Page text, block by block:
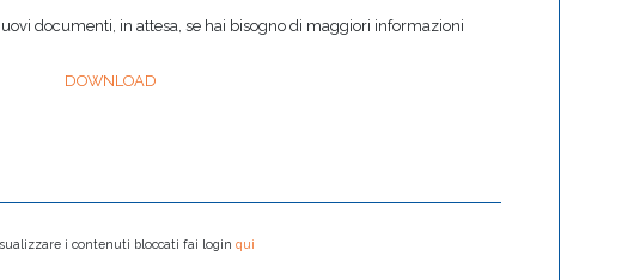
documenti, in attesa, se hai bisogno di maggiori informazioni
DOWNLOAD
i contenuti bloccati fai loginqui